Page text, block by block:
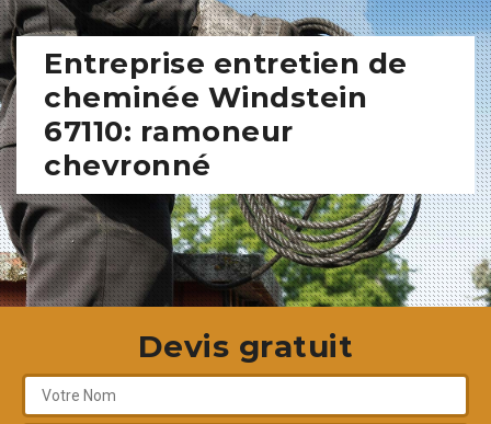
Entreprise entretien de
cheminée Windstein
67110: ramoneur
chevronné
Devis gratuit